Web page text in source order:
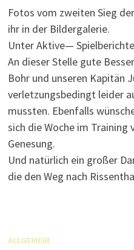
Fotos vom zweiten Sieg
ihr in der Bildergalerie.
Unter Aktive—
An dieser Stelle gute
Bohr und unseren Kapitän
verletzungsbedingt leider
mussten. Ebenfalls
sich die Woche im Training
Genesung.
Und natürlich ein großer
die den Weg nach
ALLGEMEIN